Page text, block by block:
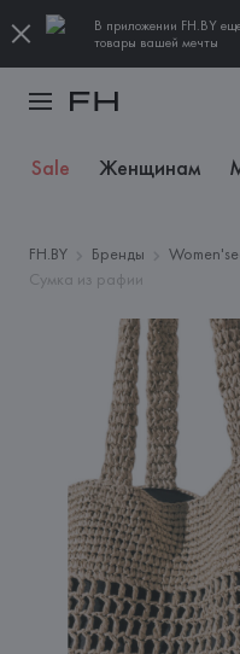
В приложении FH.BY
товары вашей мечты
Sale Женщинам
FH.BY Бренды
Сумка из рафии